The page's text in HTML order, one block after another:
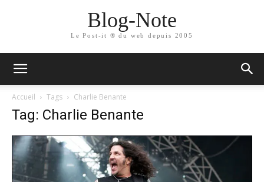
Blog-Note
Le Post-it ® du web depuis 2005
Accueil Tags Charlie Benante
Tag: Charlie Benante